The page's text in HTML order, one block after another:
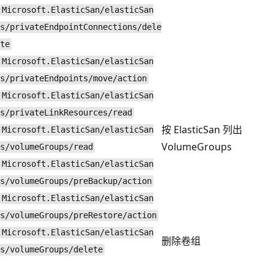
Microsoft.ElasticSan/elasticSan
s/privateEndpointConnections/dele
te
Microsoft.ElasticSan/elasticSan
s/privateEndpoints/move/action
Microsoft.ElasticSan/elasticSan
s/privateLinkResources/read
Microsoft.ElasticSan/elasticSan
s/volumeGroups/read
按 ElasticSan 列出
VolumeGroups
Microsoft.ElasticSan/elasticSan
s/volumeGroups/preBackup/action
Microsoft.ElasticSan/elasticSan
s/volumeGroups/preRestore/action
Microsoft.ElasticSan/elasticSan
s/volumeGroups/delete
删除卷组